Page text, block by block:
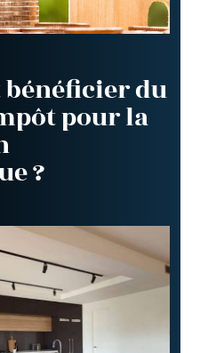
du
pour la
?